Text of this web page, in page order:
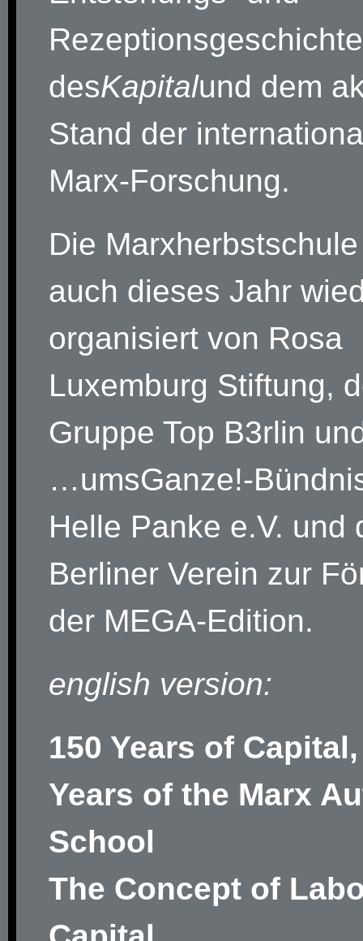
Rezeptionsgeschichte
desKapitalund dem
Stand der
Marx-Forschung.
Die
auch dieses Jahr
organisiert von Rosa
Luxemburg Stiftung,
Gruppe Top B3rlin
…umsGanze!-
Helle Panke e.V. und
Berliner Verein zur
der MEGA-Edition.
english version:
150 Years of
Years of the Marx
School
The Concept of